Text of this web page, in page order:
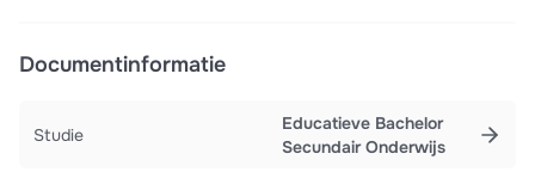
Documentinformatie
Studie
Educatieve Bachelor
Secundair Onderwijs